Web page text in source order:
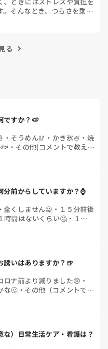
。そんなとき、つらさを乗り
る
ですか？🍉
・ そうめん🥢 ・ かき氷🍧 ・ 焼
・ その他(コメントで教え
分前からしていますか？⌚
・ 全くしません🙅 ・ １５分前後
１時間はないくらい🤔 ・ １時
誘いはありますか？🍺
ロナ前より減りました😢 ・
な🤔 ・ その他（コメントで教
な）日常生活ケア・看護は？